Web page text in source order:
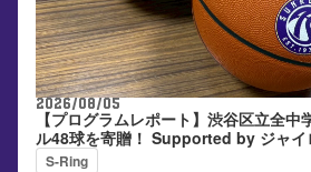
2026/08/05
【プログラムレポート】渋谷区立全
ル48球を寄贈！ Supported by ジャイ
S-Ring